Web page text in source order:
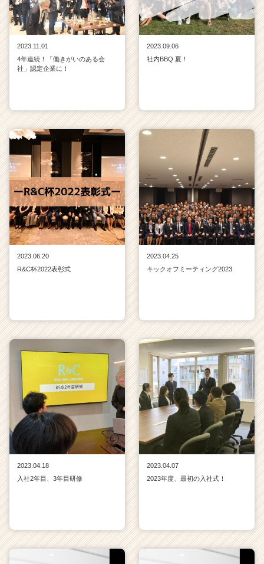
2023.11.01
4年連続！「働きがいのある会
社」認定企業に！
2023.09.06
社内BBQ 夏！
2023.06.20
R&C杯2022表彰式
2023.04.25
キックオフミーティング2023
2023.04.18
入社2年目、3年目研修
2023.04.07
2023年度、最初の入社式！